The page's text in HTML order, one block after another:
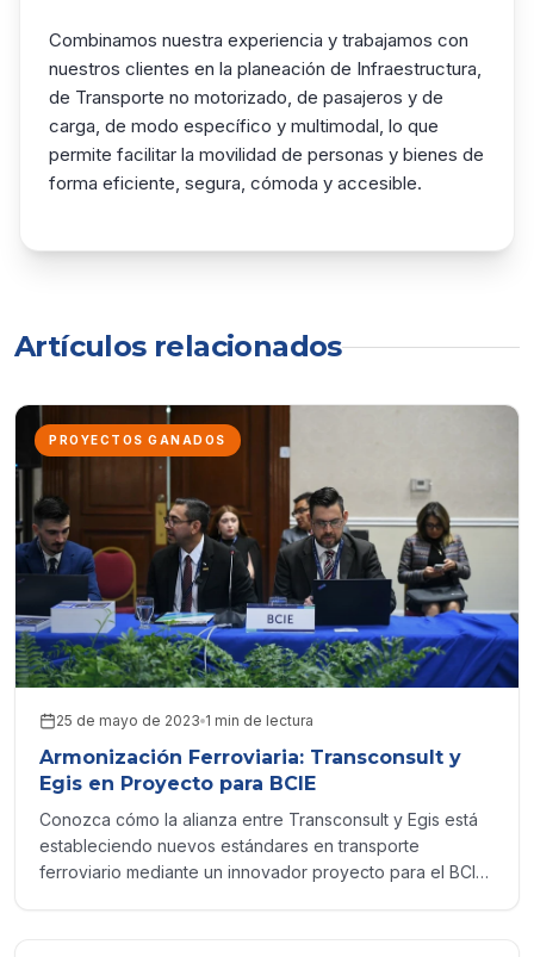
Combinamos nuestra experiencia y trabajamos con
nuestros clientes en la planeación de Infraestructura,
de Transporte no motorizado, de pasajeros y de
carga, de modo específico y multimodal, lo que
permite facilitar la movilidad de personas y bienes de
forma eficiente, segura, cómoda y accesible.
Artículos relacionados
PROYECTOS GANADOS
25 de mayo de 2023 1 min de lectura
Armonización Ferroviaria: Transconsult y
Egis en Proyecto para BCIE
Conozca cómo la alianza entre Transconsult y Egis está
estableciendo nuevos estándares en transporte
ferroviario mediante un innovador proyecto para el BCIE